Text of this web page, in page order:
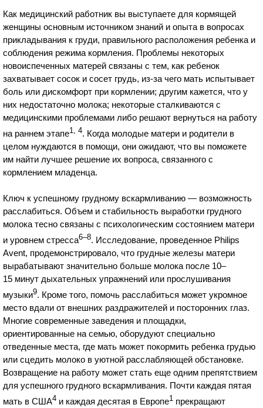
Как медицинский работник вы выступаете для кормящей
женщины основным источником знаний и опыта в вопросах
прикладывания к груди, правильного расположения ребенка и
соблюдения режима кормления. Проблемы некоторых
новоиспеченных матерей связаны с тем, как ребенок
захватывает сосок и сосет грудь, из-за чего мать испытывает
боль или дискомфорт при кормлении; другим кажется, что у
них недостаточно молока; некоторые сталкиваются с
медицинскими проблемами либо решают вернуться на работу
на раннем этапе1, 4. Когда молодые матери и родители в
целом нуждаются в помощи, они ожидают, что вы поможете
им найти лучшее решение их вопроса, связанного с
кормлением младенца.
Ключ к успешному грудному вскармливанию — возможность
расслабиться. Объем и стабильность выработки грудного
молока тесно связаны с психологическим состоянием матери
и уровнем стресса6–8. Исследование, проведенное Philips
Avent, продемонстрировало, что грудные железы матери
вырабатывают значительно больше молока после 10–
15 минут дыхательных упражнений или прослушивания
музыки9. Кроме того, помочь расслабиться может укромное
место вдали от внешних раздражителей и посторонних глаз.
Многие современные заведения и площадки,
ориентированные на семью, оборудуют специально
отведенные места, где мать может покормить ребенка грудью
или сцедить молоко в уютной расслабляющей обстановке.
Возвращение на работу может стать еще одним препятствием
для успешного грудного вскармливания. Почти каждая пятая
мать в США4 и каждая десятая в Европе1 прекращают